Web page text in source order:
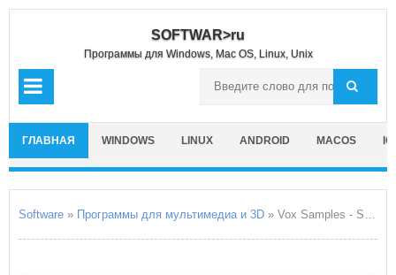
SOFTWAR>ru
Программы для Windows, Mac OS, Linux, Unix
ГЛАВНАЯ WINDOWS LINUX ANDROID MACOS
Software » Программы для мультимедиа и 3D » Vox Samples - Stutter Master 2 Beat Repeater